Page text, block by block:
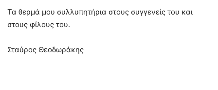
Τα θερμά μου συλλυπητήρια στους συγγενείς του και
στους φίλους του.
Σταύρος Θεοδωράκης